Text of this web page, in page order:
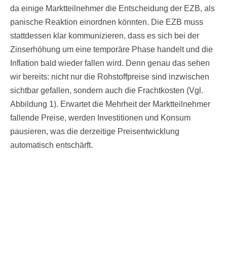
da einige Marktteilnehmer die Entscheidung der EZB, als
panische Reaktion einordnen könnten. Die EZB muss
stattdessen klar kommunizieren, dass es sich bei der
Zinserhöhung um eine temporäre Phase handelt und die
Inflation bald wieder fallen wird. Denn genau das sehen
wir bereits: nicht nur die Rohstoffpreise sind inzwischen
sichtbar gefallen, sondern auch die Frachtkosten (Vgl.
Abbildung 1). Erwartet die Mehrheit der Marktteilnehmer
fallende Preise, werden Investitionen und Konsum
pausieren, was die derzeitige Preisentwicklung
automatisch entschärft.